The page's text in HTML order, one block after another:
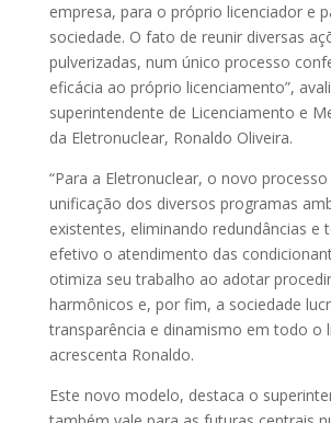
empresa, para o próprio licenciador e
sociedade. O fato de reunir diversas
pulverizadas, num único processo
eficácia ao próprio licenciamento”,
superintendente de Licenciamento e
da Eletronuclear, Ronaldo Oliveira.
“Para a Eletronuclear, o novo
unificação dos diversos programas
existentes, eliminando redundâncias e
efetivo o atendimento das
otimiza seu trabalho ao adotar
harmônicos e, por fim, a sociedade
transparência e dinamismo em todo o
acrescenta Ronaldo.
Este novo modelo, destaca o